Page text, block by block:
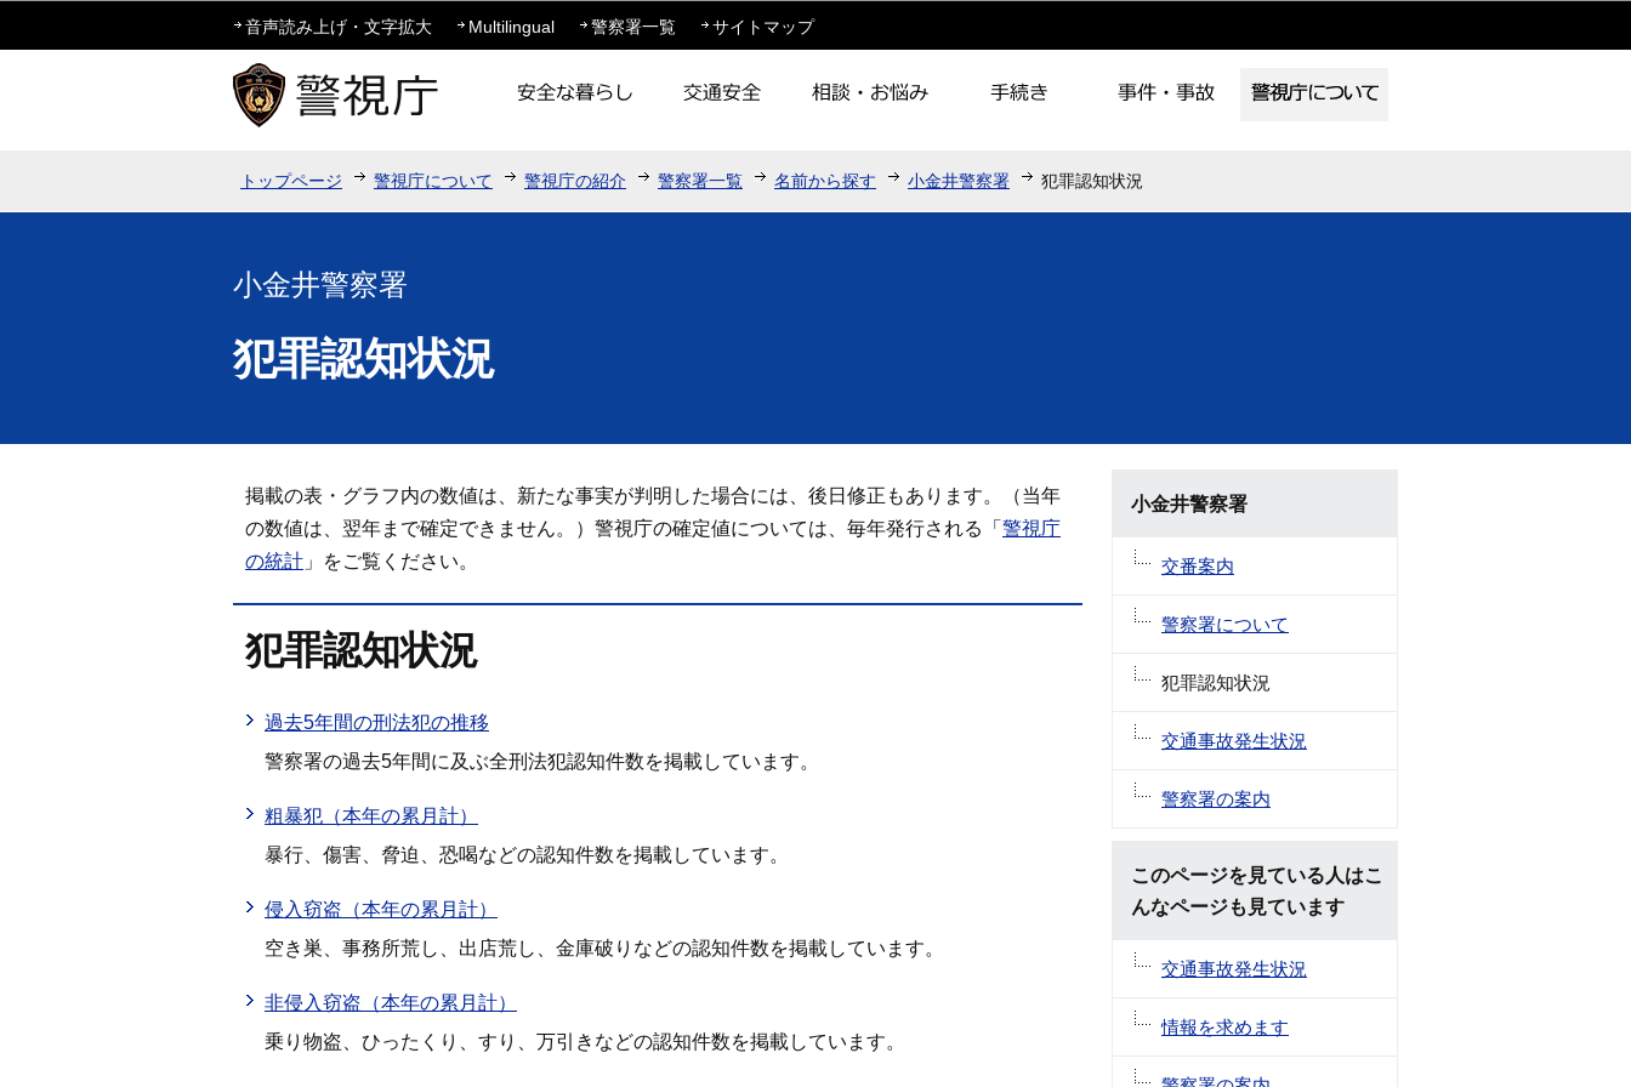
このページの本文へ移動
音声読み上げ・文字拡大 Multilingual 警察署一覧 サイトマップ
トップページ 警視庁について 警視庁の紹介 警察署一覧 名前から探す 小金井警察署 犯罪認知状況
小金井警察署
犯罪認知状況
掲載の表・グラフ内の数値は、新たな事実が判明した場合には、後日修正もあります。（当年
の数値は、翌年まで確定できません。）警視庁の確定値については、毎年発行される「 警視庁
の統計 」をご覧ください。
犯罪認知状況
過去5年間の刑法犯の推移
警察署の過去5年間に及ぶ全刑法犯認知件数を掲載しています。
粗暴犯（本年の累月計）
暴行、傷害、脅迫、恐喝などの認知件数を掲載しています。
侵入窃盗（本年の累月計）
空き巣、事務所荒し、出店荒し、金庫破りなどの認知件数を掲載しています。
非侵入窃盗（本年の累月計）
乗り物盗、ひったくり、すり、万引きなどの認知件数を掲載しています。
小金井警察署
交番案内
警察署について
犯罪認知状況
交通事故発生状況
警察署の案内
このページを見ている人はこ
んなページも見ています
交通事故発生状況
情報を求めます